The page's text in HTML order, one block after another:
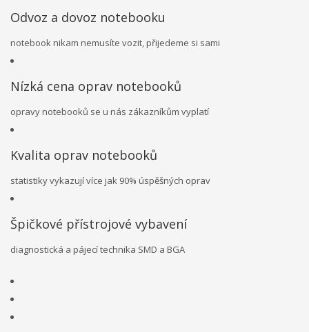
Odvoz a dovoz notebooku
notebook nikam nemusíte vozit, přijedeme si sami
Nízká cena oprav notebooků
opravy notebooků se u nás zákazníkům vyplatí
Kvalita oprav notebooků
statistiky vykazují více jak 90% úspěšných oprav
Špičkové přístrojové vybavení
diagnostická a pájecí technika SMD a BGA